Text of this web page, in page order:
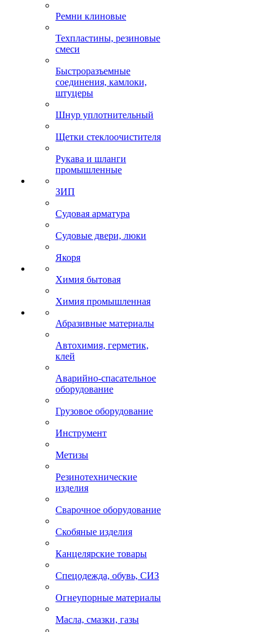
Ремни клиновые
Техпластины, резиновые
смеси
Быстроразъемные
соединения, камлоки,
штуцеры
Шнур уплотнительный
Щетки стеклоочистителя
Рукава и шланги
промышленные
ЗИП
Судовая арматура
Судовые двери, люки
Якоря
Химия бытовая
Химия промышленная
Абразивные материалы
Автохимия, герметик,
клей
Аварийно-спасательное
оборудование
Грузовое оборудование
Инструмент
Метизы
Резинотехнические
изделия
Сварочное оборудование
Скобяные изделия
Канцелярские товары
Спецодежда, обувь, СИЗ
Огнеупорные материалы
Масла, смазки, газы